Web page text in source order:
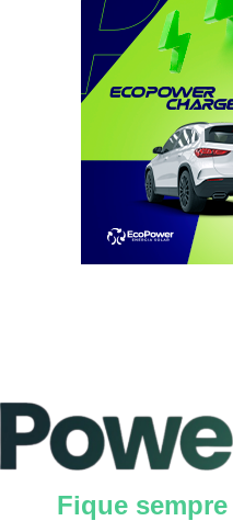
Fique